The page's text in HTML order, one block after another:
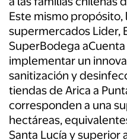
Este mismo propósito,
supermercados Lider,
SuperBodega
implementar un
sanitización y
tiendas de Arica a
corresponden a una
hectáreas,
Santa Lucía y